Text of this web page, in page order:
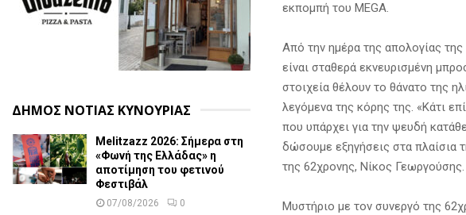
εκπομπή του MEGA.
Από την ημέρα της απολογίας
είναι σταθερά εκνευρισμένη
στοιχεία θέλουν το θάνατο της
λεγόμενα της κόρης της. «Κάτι
που υπάρχει για την ψευδή
δώσουμε εξηγήσεις στα πλαίσια
της 62χρονης, Νίκος Γεωργούσης.
Μυστήριο με τον συνεργό της
ΔΗΜΟΣ ΝΟΤΙΑΣ ΚΥΝΟΥΡΙΑΣ
Melitzazz 2026: Σήμερα στη
«Φωνή της Ελλάδας» η
αποτίμηση του φετινού
Φεστιβάλ
07/08/2026 0